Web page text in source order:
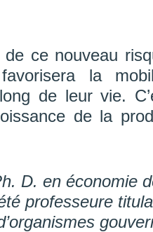
ce nouveau
favorisera la
de leur vie.
de la
D. en économie
professeure